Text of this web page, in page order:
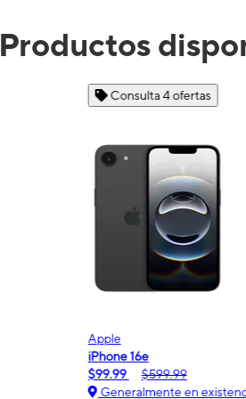
Productos
Consulta 2 ofertas
Samsung
Galaxy A16 5G
$0.00
$189.99
Generalmente en